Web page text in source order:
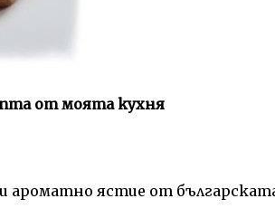
от моята кухня
и ароматно ястие от